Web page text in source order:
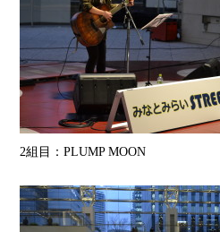
2組目：PLUMP MOON